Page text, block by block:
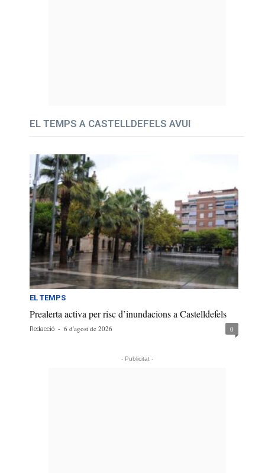
EL TEMPS A CASTELLDEFELS AVUI
EL TEMPS
Prealerta activa per risc d’inundacions a Castelldefels
Redacció - 6 d'agost de 2026 0
- Publicitat -